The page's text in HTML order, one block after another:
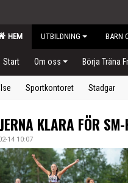
HEM UTBILDNING BARN
Start Om oss Börja Träna
Sportkontoret Stadgar
KLARA FÖR
14 10:07